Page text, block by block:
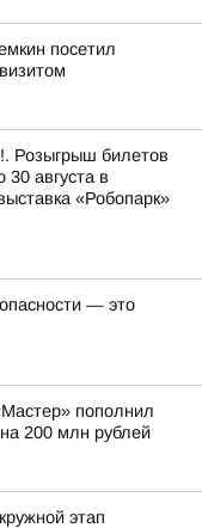
посетил
билетов
30 августа в
«Робопарк»
— это
пополнил
200 млн рублей
этап